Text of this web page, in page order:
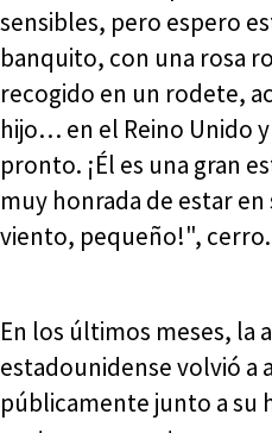
sensibles, pero espero
banquito, con una rosa
recogido en un rodete,
hijo… en el Reino Unido
pronto. ¡Él es una gran
muy honrada de estar en
viento, pequeño!", cerro.
En los últimos meses, la
estadounidense volvió a
públicamente junto a su